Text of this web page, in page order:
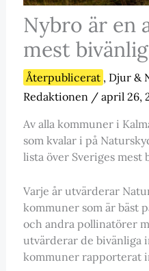
Nybro är en
mest
Återpublicerat , Djur &
Redaktionen / april 26,
Av alla kommuner i
som kvalar i på
lista över Sveriges mest
Varje år utvärderar
kommuner som är bäst
och andra pollinatörer
utvärderar de bivänliga
kommuner rapporterat